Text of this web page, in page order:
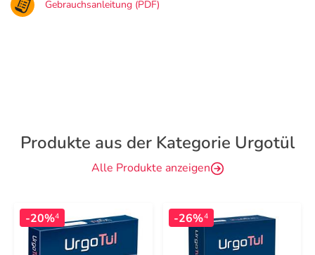
Gebrauchsanleitung (PDF)
Produkte aus der Kategorie Urgotül
Alle Produkte anzeigen
-20%4 -26%4